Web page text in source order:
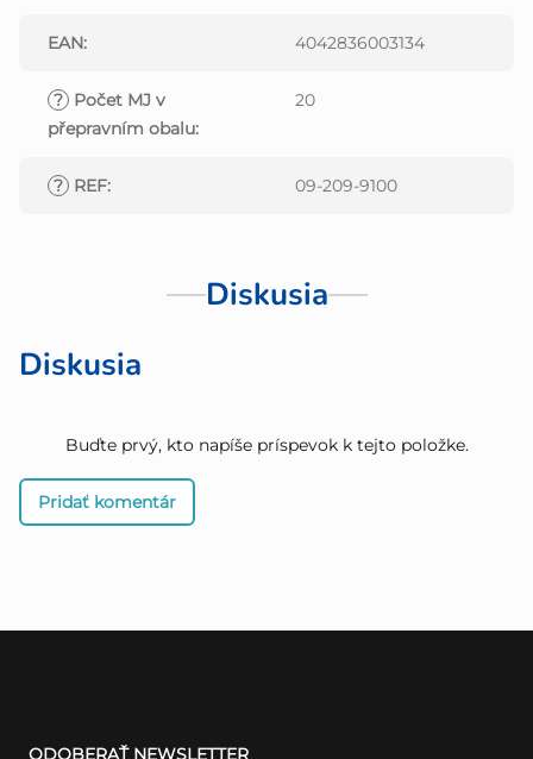
EAN: 4042836003134
? Počet MJ v
přepravním obalu:
20
? REF: 09-209-9100
Diskusia
Diskusia
Buďte prvý, kto napíše príspevok k tejto položke.
Pridať komentár
ODOBERAŤ NEWSLETTER